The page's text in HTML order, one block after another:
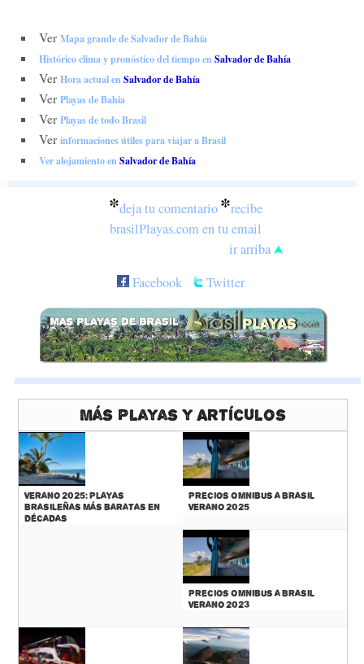
Ver Mapa grande de Salvador de Bahía
Histórico clima y pronóstico del tiempo en Salvador de Bahía
Ver Hora actual en Salvador de Bahía
Ver Playas de Bahia
Ver Playas de todo Brasil
Ver informaciones útiles para viajar a Brasil
Ver alojamiento en Salvador de Bahía
*deja tu comentario*recibe
brasilPlayas.com en tu email
ir arriba
Facebook
Twitter
Más Playas y Artículos
Verano 2025: Playas
Brasileñas más baratas en
décadas
Precios Omnibus a Brasil
Verano 2025
Precios Omnibus a Brasil
Verano 2023